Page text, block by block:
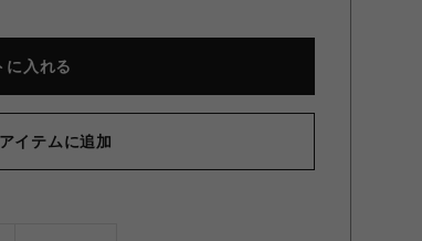
に入れる
イテムに追加